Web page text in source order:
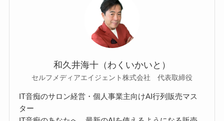
和久井海十（わくいかいと）
セルフメディアエイジェント株式会社 代表取締役
IT音痴のサロン経営・個人事業主向けAI行列販売マス
ター